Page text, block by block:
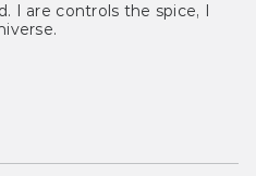
I are controls the spice, I